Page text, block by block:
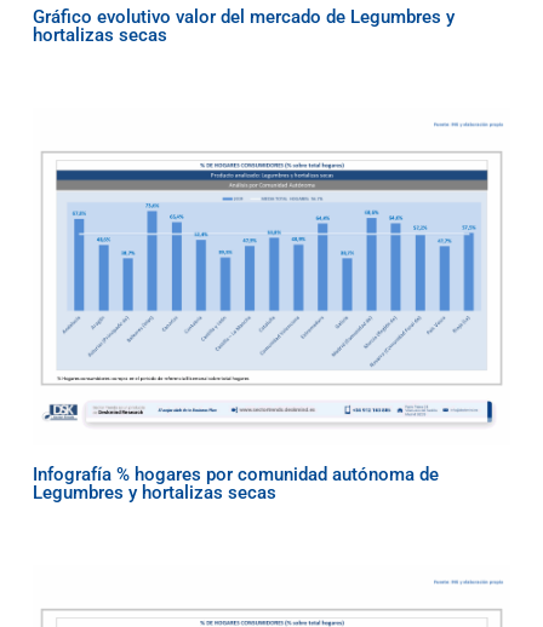
Gráfico evolutivo valor del mercado de Legumbres y
hortalizas secas
Infografía % hogares por comunidad autónoma de
Legumbres y hortalizas secas